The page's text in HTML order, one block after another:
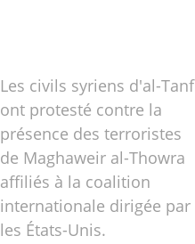
Les civils syriens d'al-Tanf
ont protesté contre la
présence des terroristes
de Maghaweir al-Thowra
affiliés à la coalition
internationale dirigée par
les États-Unis.